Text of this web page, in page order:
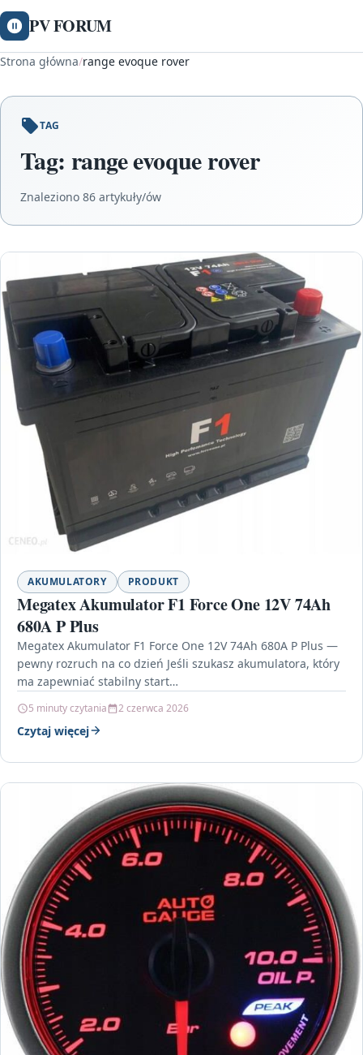
PV FORUM
Strona główna/range evoque rover
TAG
Tag: range evoque rover
Znaleziono 86 artykuły/ów
AKUMULATORY PRODUKT
Megatex Akumulator F1 Force One 12V 74Ah
680A P Plus
Megatex Akumulator F1 Force One 12V 74Ah 680A P Plus —
pewny rozruch na co dzień Jeśli szukasz akumulatora, który
ma zapewniać stabilny start…
5 minuty czytania 2 czerwca 2026
Czytaj więcej